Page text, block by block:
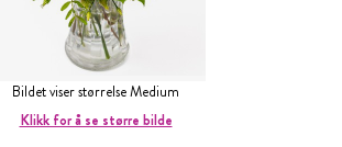
Bildet viser størrelse Medium
Klikk for å se større bilde